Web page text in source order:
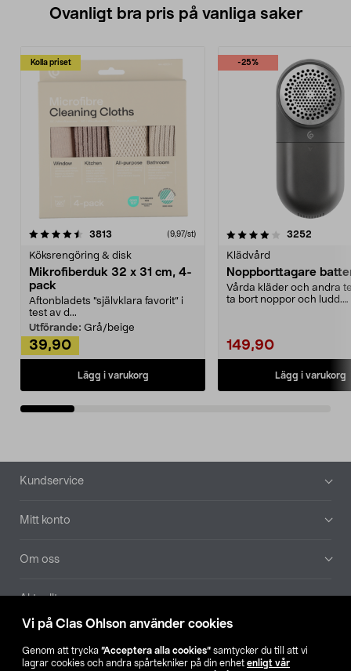
Vi på Clas Ohlson använder cookies
Genom att trycka ”Acceptera alla cookies” samtycker du till att vi
lagrar cookies och andra spårtekniker på din enhet enligt vår
Ovanligt bra pris på vanliga saker
Kolla priset
3813 (9,97/st)
Köksrengöring & disk
Mikrofiberduk 32 x 31 cm, 4-
pack
Aftonbladets "självklara favorit” i
test av d...
Utförande: Grå/beige
39,90
Lägg i varukorg
-25%
4.0av 5 stjärnor 3252
Klädvård
Noppborttagare
Vårda kläder och andra
ta bort noppor och ludd.
149,90
Lägg i varukorg
4.5av 5 stjärnor
Sidfot
Kundservice
Mitt konto
Om oss
Aktuellt